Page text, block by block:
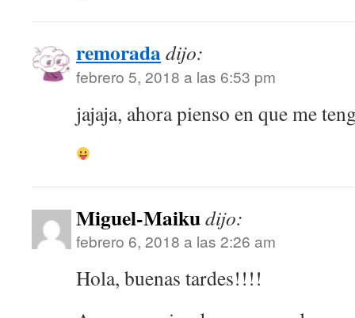
remoradadijo:
febrero 5, 2018 a las 6:53 pm
jajaja, ahora pienso en que me
Miguel-Maikudijo:
febrero 6, 2018 a las 2:26 am
Hola, buenas tardes!!!!